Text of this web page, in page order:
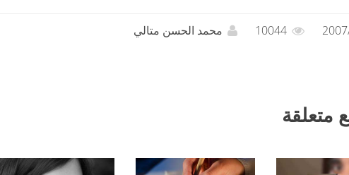
10044 محمد الحسن متالي
متعلقة